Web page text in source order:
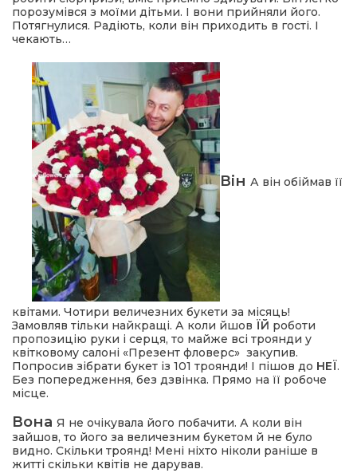
порозумівся з моїми дітьми. І вони прийняли його.
Потягнулися. Радіють, коли він приходить в гості. І
чекають…
Він А він обіймав її
квітами. Чотири величезних букети за місяць!
Замовляв тільки найкращі. А коли йшов ЇЙ роботи
пропозицію руки і серця, то майже всі троянди у
квітковому салоні «Презент фловерс» закупив.
Попросив зібрати букет із 101 троянди! І пішов до НЕЇ.
Без попередження, без дзвінка. Прямо на її робоче
місце.
Вона Я не очікувала його побачити. А коли він
зайшов, то його за величезним букетом й не було
видно. Скільки троянд! Мені ніхто ніколи раніше в
житті скільки квітів не дарував.